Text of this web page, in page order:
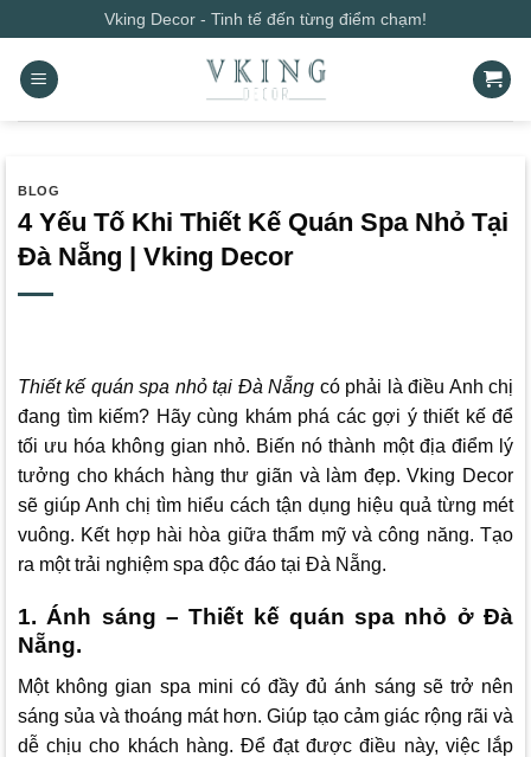
qua
nội
dung
Vking Decor - Tinh tế đến từng điểm chạm!
BLOG
4 Yếu Tố Khi Thiết Kế Quán Spa Nhỏ Tại
Đà Nẵng | Vking Decor
Thiết kế quán spa nhỏ tại Đà Nẵng có phải là điều Anh chị
đang tìm kiếm? Hãy cùng khám phá các gợi ý thiết kế để
tối ưu hóa không gian nhỏ. Biến nó thành một địa điểm lý
tưởng cho khách hàng thư giãn và làm đẹp.Vking Decor
sẽ giúp Anh chị tìm hiểu cách tận dụng hiệu quả từng mét
vuông. Kết hợp hài hòa giữa thẩm mỹ và công năng. Tạo
ra một trải nghiệm spa độc đáo tại Đà Nẵng.
1. Ánh sáng – Thiết kế quán spa nhỏ ở Đà
Nẵng.
Một không gian spa mini có đầy đủ ánh sáng sẽ trở nên
sáng sủa và thoáng mát hơn. Giúp tạo cảm giác rộng rãi và
dễ chịu cho khách hàng. Để đạt được điều này, việc lắp